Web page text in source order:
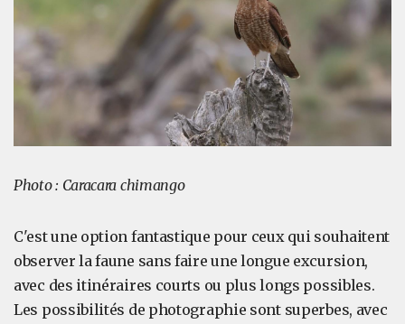
Photo : Caracara chimango
C'est une option fantastique pour ceux qui souhaitent
observer la faune sans faire une longue excursion,
avec des itinéraires courts ou plus longs possibles.
Les possibilités de photographie sont superbes, avec